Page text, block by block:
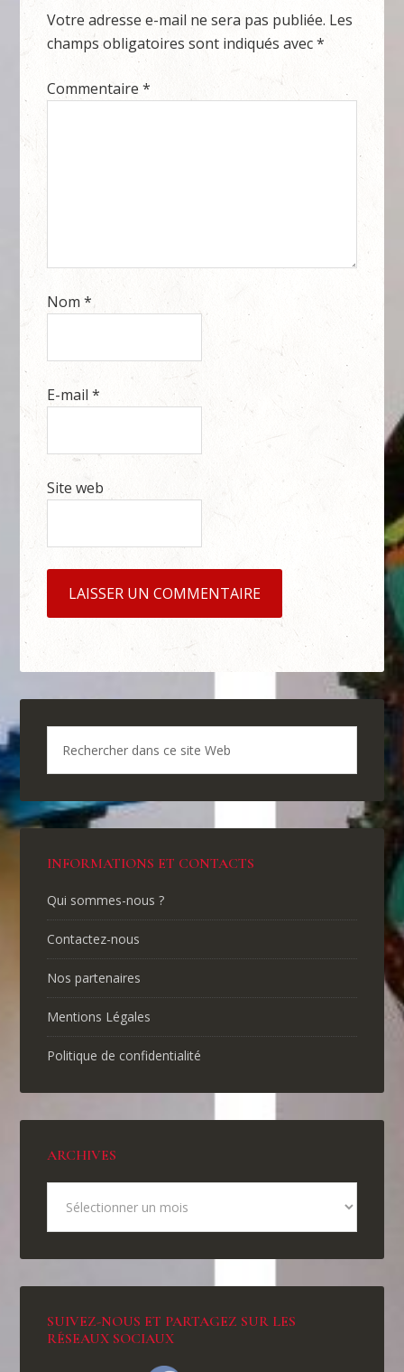
Votre adresse e-mail ne sera pas publiée. Les
champs obligatoires sont indiqués avec*
Commentaire*
Nom*
E-mail*
Site web
INFORMATIONS ET CONTACTS
Qui sommes-nous ?
Contactez-nous
Nos partenaires
Mentions Légales
Politique de confidentialité
ARCHIVES
SUIVEZ-NOUS ET PARTAGEZ SUR LES
RÉSEAUX SOCIAUX